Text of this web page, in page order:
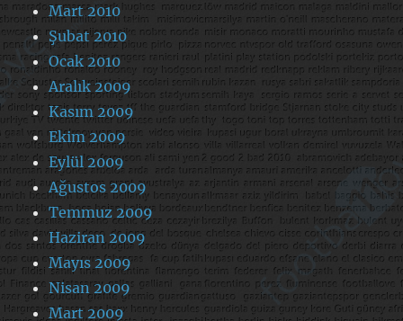
Mart 2010
Şubat 2010
Ocak 2010
Aralık 2009
Kasım 2009
Ekim 2009
Eylül 2009
Ağustos 2009
Temmuz 2009
Haziran 2009
Mayıs 2009
Nisan 2009
Mart 2009